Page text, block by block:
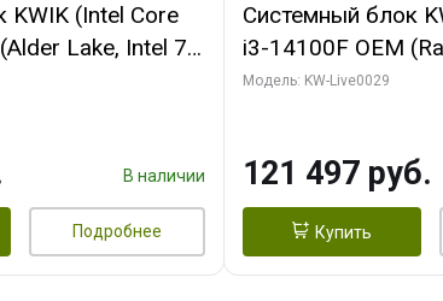
KWIK (Intel Core
Lake, Intel 7,
32 ГБ ОЗУ (2
В наличии
Подробнее
Системный блок
i3-14100F OEM
7, C4 0EC/4PC/T/
3xD/ 960 ГБ SSD)
Модель: KW-Live0029
121 497 руб.
Купить